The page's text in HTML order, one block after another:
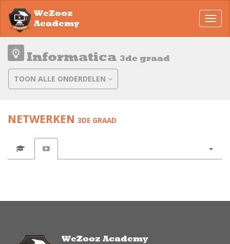
WeZooz
Academy
Informatica 3de graad
TOON ALLE ONDERDELEN
NETWERKEN 3DE GRAAD
WeZooz Academy